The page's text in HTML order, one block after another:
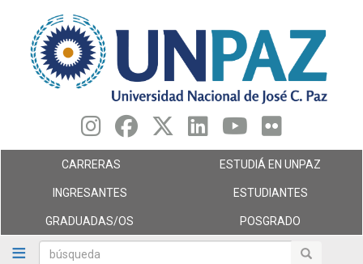
contenido
principal
búsqueda búsqueda
CARRERAS ESTUDIÁ EN UNPAZ
INGRESANTES ESTUDIANTES
GRADUADAS/OS POSGRADO